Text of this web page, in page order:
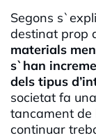
Segons
destinat prop
materials
s`han
dels tipus
societat fa
tancament de
continuar